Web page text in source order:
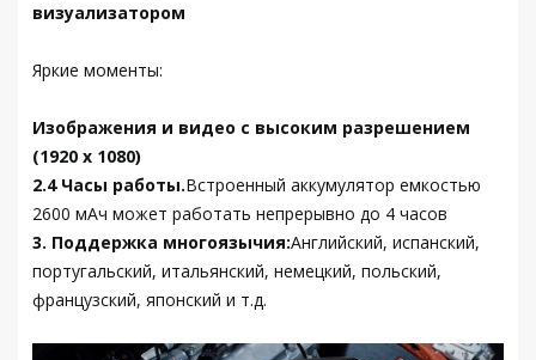
визуализатором
Яркие моменты:
Изображения и видео с высоким разрешением
(1920 x 1080)
2.4 Часы работы.Встроенный аккумулятор емкостью
2600 мАч может работать непрерывно до 4 часов
3. Поддержка многоязычия:Английский, испанский,
португальский, итальянский, немецкий, польский,
французский, японский и т.д.